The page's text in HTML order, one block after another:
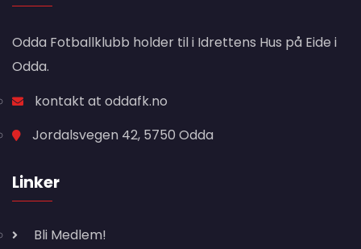
Odda Fotballklubb holder til i Idrettens Hus på Eide i
Odda.
kontakt at oddafk.no
Jordalsvegen 42, 5750 Odda
Linker
Bli Medlem!